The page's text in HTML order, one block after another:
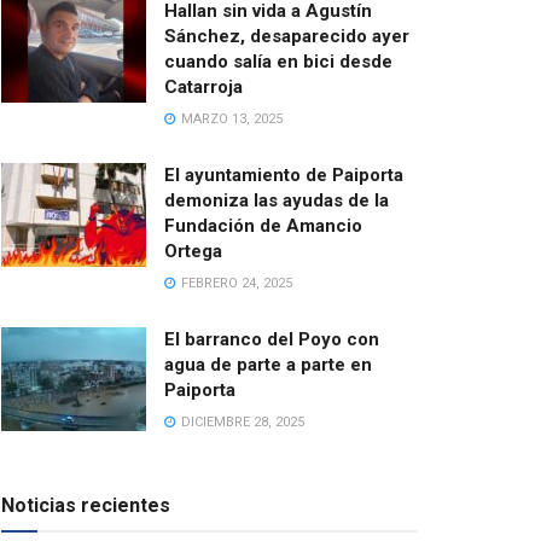
Hallan sin vida a Agustín
Sánchez, desaparecido ayer
cuando salía en bici desde
Catarroja
MARZO 13, 2025
El ayuntamiento de Paiporta
demoniza las ayudas de la
Fundación de Amancio
Ortega
FEBRERO 24, 2025
El barranco del Poyo con
agua de parte a parte en
Paiporta
DICIEMBRE 28, 2025
Noticias recientes